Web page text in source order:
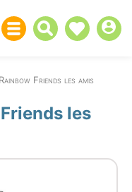
Friends les amis
les